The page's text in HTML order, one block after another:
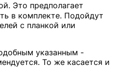
Это предполагает
в комплекте. Подойдут
с планкой или
указанным -
То же касается и